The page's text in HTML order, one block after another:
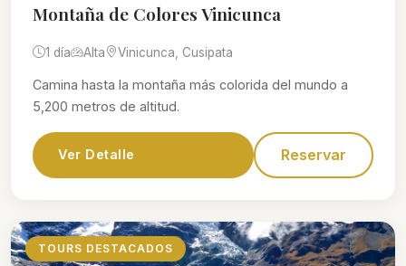
Montaña de Colores Vinicunca
1 día Alta Vinicunca, Cusipata
Camina hasta la montaña más colorida del mundo a
5,200 metros de altitud.
Ver Detalle Reservar
TOURS DESTACADOS